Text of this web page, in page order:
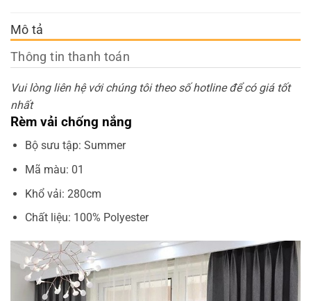
Mô tả
Thông tin thanh toán
Vui lòng liên hệ với chúng tôi theo số hotline để có giá tốt
nhất
Rèm vải chống nắng
Bộ sưu tập: Summer
Mã màu: 01
Khổ vải: 280cm
Chất liệu: 100% Polyester